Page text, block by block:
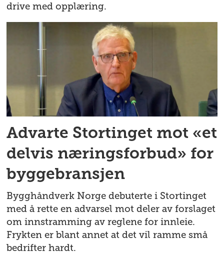
drive med opplæring.
Advarte Stortinget mot «et
delvis næringsforbud» for
byggebransjen
Bygghåndverk Norge debuterte i Stortinget
med å rette en advarsel mot deler av forslaget
om innstramming av reglene for innleie.
Frykten er blant annet at det vil ramme små
bedrifter hardt.